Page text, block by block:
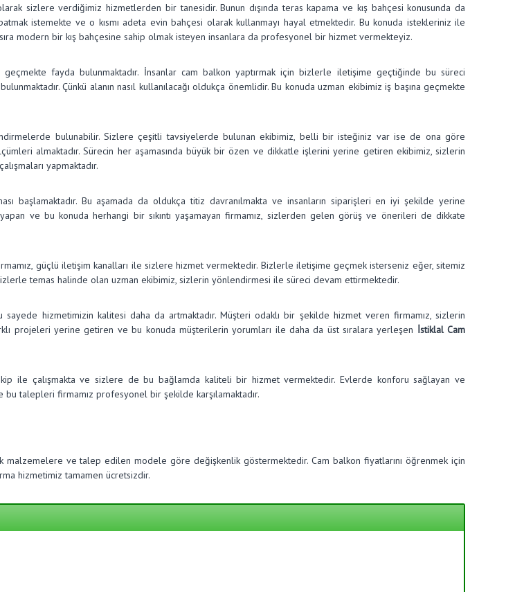
sizlere verdiğimiz hizmetlerden bir tanesidir. Bunun dışında teras kapama ve kış bahçesi konusunda da
istemekte ve o kısmı adeta evin bahçesi olarak kullanmayı hayal etmektedir. Bu konuda istekleriniz ile
modern bir kış bahçesine sahip olmak isteyen insanlara da profesyonel bir hizmet vermekteyiz.
fayda bulunmaktadır. İnsanlar cam balkon yaptırmak için bizlerle iletişime geçtiğinde bu süreci
Çünkü alanın nasıl kullanılacağı oldukça önemlidir. Bu konuda uzman ekibimiz iş başına geçmekte
bulunabilir. Sizlere çeşitli tavsiyelerde bulunan ekibimiz, belli bir isteğiniz var ise de ona göre
almaktadır. Sürecin her aşamasında büyük bir özen ve dikkatle işlerini yerine getiren ekibimiz, sizlerin
yapmaktadır.
başlamaktadır. Bu aşamada da oldukça titiz davranılmakta ve insanların siparişleri en iyi şekilde yerine
ve bu konuda herhangi bir sıkıntı yaşamayan firmamız, sizlerden gelen görüş ve önerileri de dikkate
güçlü iletişim kanalları ile sizlere hizmet vermektedir. Bizlerle iletişime geçmek isterseniz eğer, sitemiz
temas halinde olan uzman ekibimiz, sizlerin yönlendirmesi ile süreci devam ettirmektedir.
hizmetimizin kalitesi daha da artmaktadır. Müşteri odaklı bir şekilde hizmet veren firmamız, sizlerin
projeleri yerine getiren ve bu konuda müşterilerin yorumları ile daha da üst sıralara yerleşen İstiklal Cam
ekip ile çalışmakta ve sizlere de bu bağlamda kaliteli bir hizmet vermektedir. Evlerde konforu sağlayan ve
talepleri firmamız profesyonel bir şekilde karşılamaktadır.
malzemelere ve talep edilen modele göre değişkenlik göstermektedir. Cam balkon fiyatlarını öğrenmek için
hizmetimiz tamamen ücretsizdir.